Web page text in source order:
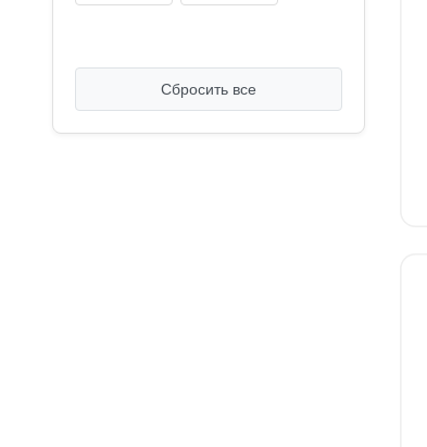
Сбросить все